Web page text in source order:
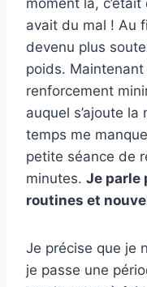
avait du mal ! Au
devenu plus
poids.
renforcement
auquel s’ajoute
temps me
petite séance de
minutes. Je parle
routines et
Je précise que je
je passe une